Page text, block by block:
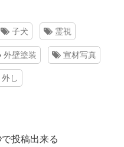
子犬 霊視
外壁塗装 宣材写真
し
投稿出来る